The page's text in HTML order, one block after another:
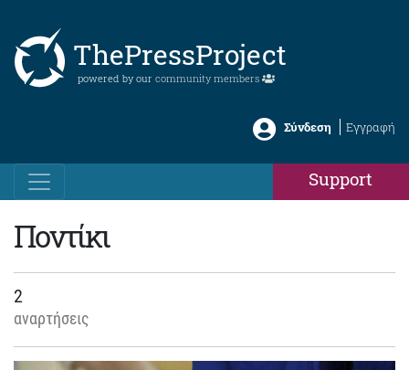
ThePressProject
powered by our community members
Σύνδεση Εγγραφή
Support
Ποντίκι
2
αναρτήσεις